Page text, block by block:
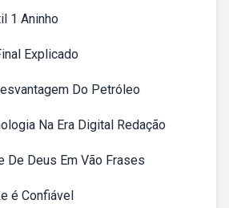
1 Aninho
Explicado
Do Petróleo
Na Era Digital Redação
De Deus Em Vão Frases
é Confiável